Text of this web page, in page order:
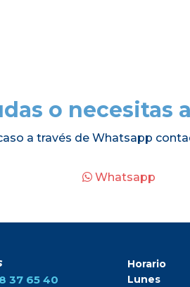
o necesitas
a través de Whatsapp
Whatsapp
37 65 40
Horario
Lunes